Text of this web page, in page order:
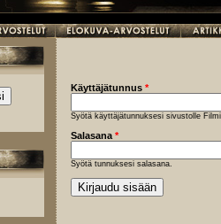
Käyttäjätunnus *
Syötä käyttäjätunnuksesi sivustolle
Salasana *
Syötä tunnuksesi salasana.